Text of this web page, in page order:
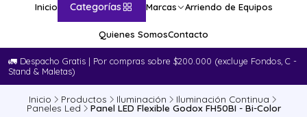
Inicio Categorías Marcas Arriendo de Equipos
Quienes SomosContacto
🚛​ Despacho Gratis | Por compras sobre $200.000 (excluye Fondos, C -
Stand & Maletas)
Inicio Productos Iluminación Iluminación Continua
Paneles Led Panel LED Flexible Godox FH50BI - Bi-Color